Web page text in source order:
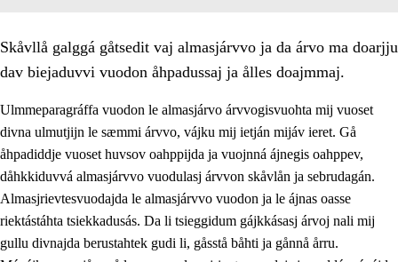
1. Åhpadusá árvvovuodo
Skåvllå galggá gåtsedit vaj almasjárvvo ja da árvo ma doarjju
dav biejaduvvi vuodon åhpadussaj ja ålles doajmmaj.
Ulmmeparagráffa vuodon le almasjárvo árvvogisvuohta mij vuoset
divna ulmutjijn le sæmmi árvvo, vájku mij ietján mijáv ieret. Gå
åhpadiddje vuoset huvsov oahppijda ja vuojnná ájnegis oahppev,
dåhkkiduvvá almasjárvvo vuodulasj árvvon skåvlån ja sebrudagán.
Almasjrievtesvuodajda le almasjárvvo vuodon ja le ájnas oasse
riektástáhta tsiekkadusás. Da li tsieggidum gájkkásasj árvoj nali mij
gullu divnajda berustahtek gudi li, gåsstå båhti ja gånnå årru.